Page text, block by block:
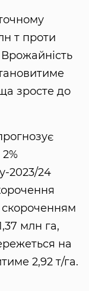
т проти
зросте до
2023/24
млн га,
на
2,92 т/га.